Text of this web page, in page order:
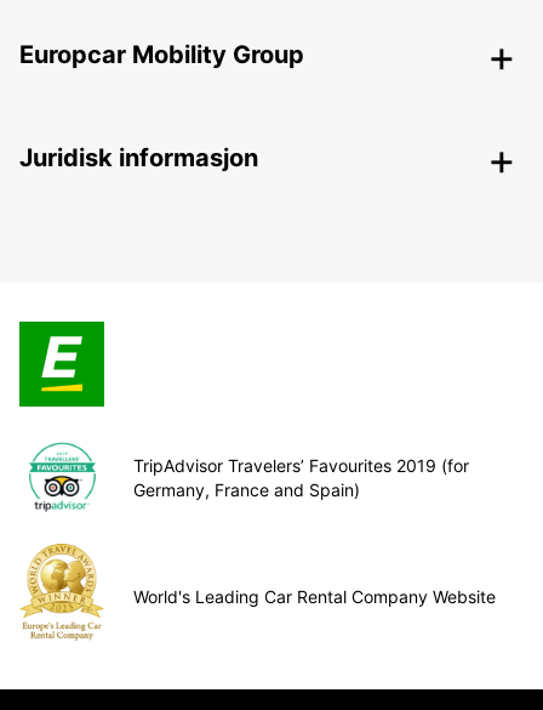
Europcar Mobility Group
Juridisk informasjon
TripAdvisor Travelers’ Favourites 2019 (for
Germany, France and Spain)
World's Leading Car Rental Company Website